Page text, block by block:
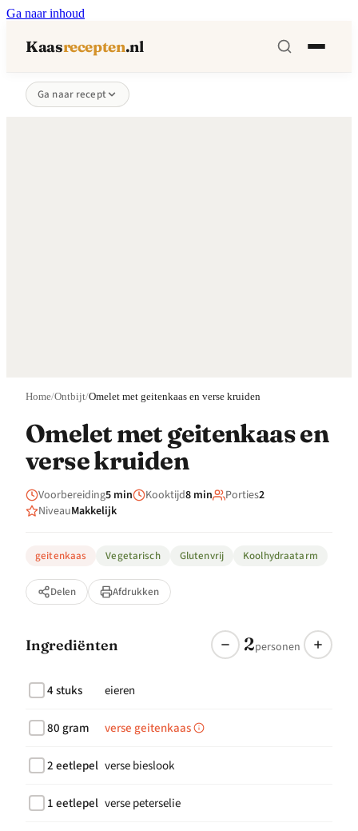
Ga naar inhoud
Kaasrecepten.nl
Ga naar recept
Home/Ontbijt/Omelet met geitenkaas en verse kruiden
Omelet met geitenkaas en
verse kruiden
Voorbereiding5 min Kooktijd8 min Porties2
NiveauMakkelijk
geitenkaas Vegetarisch Glutenvrij Koolhydraatarm
Delen Afdrukken
Ingrediënten 2personen
4 stuks eieren
80 gram verse geitenkaas
2 eetlepel verse bieslook
1 eetlepel verse peterselie